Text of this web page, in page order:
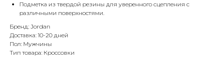
Подметка из твердой резины для уверенного сцепления с
различными поверхностями.
Бренд: Jordan
Доставка: 10-20 дней
Пол: Мужчины
Тип товара: Кроссовки